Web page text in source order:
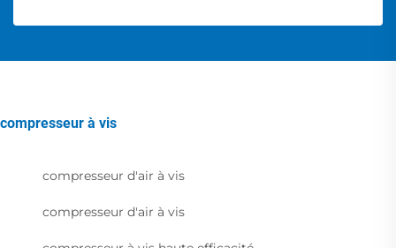
compresseur à vis
compresseur d'air à vis
compresseur d'air à vis